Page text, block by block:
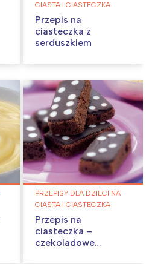
CIASTA I CIASTECZKA
Przepis na
ciasteczka z
serduszkiem
PRZEPISY DLA DZIECI NA
CIASTA I CIASTECZKA
Przepis na
ciasteczka –
czekoladowe